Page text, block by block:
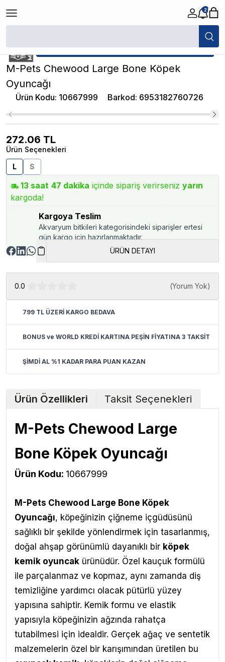
2
/ M-Pets Chewood Large Bone Köpek Oyuncağı
★ Atakan Petshop, M-Pets yetkili satıcısıdır.
M-Pets Chewood Large Bone Köpek
Oyuncağı
Ürün Kodu: 10667999 Barkod: 6953182760726
272.06 TL
Ürün Seçenekleri
L
S
13 saat 47 dakika içinde sipariş verirseniz yarın
kargoda!
Kargoya Teslim
Akvaryum bitkileri kategorisindeki siparişler ertesi
gün kargo için hazırlanmaktadır.
ÜRÜN DETAYI
0.0 (Yorum Yok)
799 TL ÜZERİ KARGO BEDAVA
BONUS ve WORLD KREDİ KARTINA PEŞİN FİYATINA 3 TAKSİT
ŞİMDİ AL %1 KADAR PARA PUAN KAZAN
Ürün Özellikleri Taksit Seçenekleri
M-Pets Chewood Large
Bone Köpek Oyuncağı
Ürün Kodu: 10667999
M-Pets Chewood Large Bone Köpek
Oyuncağı, köpeğinizin çiğneme içgüdüsünü
sağlıklı bir şekilde yönlendirmek için tasarlanmış,
doğal ahşap görünümlü dayanıklı bir köpek
kemik oyuncak ürünüdür. Özel kauçuk formülü
ile parçalanmaz ve kopmaz, aynı zamanda diş
temizliğine yardımcı olacak pütürlü yüzey
yapısına sahiptir. Kemik formu ve elastik
yapısıyla köpeğinizin ağzında rahatça
tutabilmesi için idealdir. Gerçek ağaç ve sentetik
malzemelerin özel bir karışımından üretilen bu